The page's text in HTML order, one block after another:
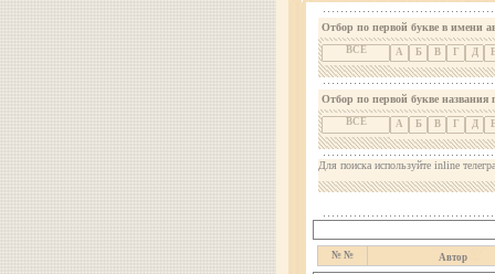
Отбор по первой букве в имени
ВСЕ А Б В Г Д
Отбор по первой букве названия
ВСЕ А Б В Г Д
Для поиска используйте inline
№ № Автор